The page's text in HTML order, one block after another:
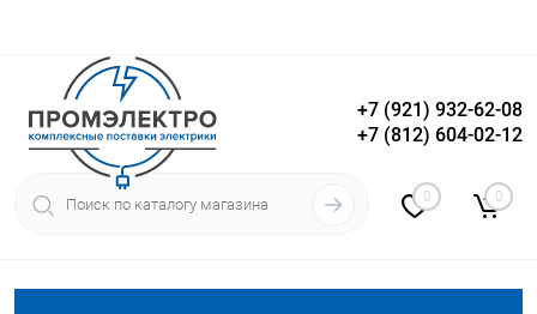
Вход Регистрация
+7 (921) 932-62-08
+7 (812) 604-02-12
0 0